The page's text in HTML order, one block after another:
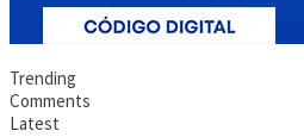
Trending
Comments
Latest